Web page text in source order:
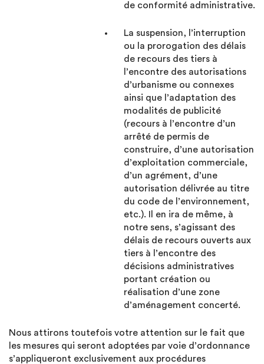
de conformité administrative.
La suspension, l’interruption
ou la prorogation des délais
de recours des tiers à
l’encontre des autorisations
d’urbanisme ou connexes
ainsi que l’adaptation des
modalités de publicité
(recours à l’encontre d’un
arrêté de permis de
construire, d’une autorisation
d’exploitation commerciale,
d’un agrément, d’une
autorisation délivrée au titre
du code de l’environnement,
etc.). Il en ira de même, à
notre sens, s’agissant des
délais de recours ouverts aux
tiers à l’encontre des
décisions administratives
portant création ou
réalisation d’une zone
d’aménagement concerté.
Nous attirons toutefois votre attention sur le fait que
les mesures qui seront adoptées par voie d’ordonnance
s’appliqueront exclusivement aux procédures